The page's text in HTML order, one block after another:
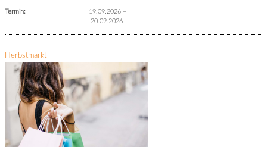
Termin: 19.09.2026 –
20.09.2026
Herbstmarkt